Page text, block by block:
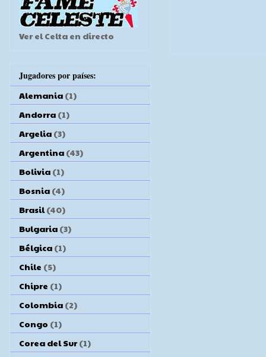
Ver el Celta en directo
Jugadores por países:
Alemania (1)
Andorra (1)
Argelia (3)
Argentina (43)
Bolivia (1)
Bosnia (4)
Brasil (40)
Bulgaria (3)
Bélgica (1)
Chile (5)
Chipre (1)
Colombia (2)
Congo (1)
Corea del Sur (1)